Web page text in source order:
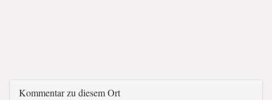
Kommentar zu diesem Ort